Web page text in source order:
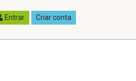
Entrar Criar conta